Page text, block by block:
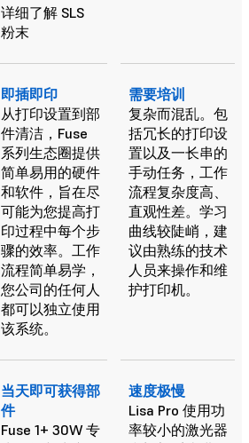
详细了解 SLS
粉末
即插即印
从打印设置到部
件清洁，Fuse
系列生态圈提供
简单易用的硬件
和软件，旨在尽
可能为您提高打
印过程中每个步
骤的效率。工作
流程简单易学，
您公司的任何人
都可以独立使用
该系统。
需要培训
复杂而混乱。包
括冗长的打印设
置以及一长串的
手动任务，工作
流程复杂度高、
直观性差。学习
曲线较陡峭，建
议由熟练的技术
人员来操作和维
护打印机。
当天即可获得部
件
Fuse 1+ 30W 专
速度极慢
Lisa Pro 使用功
率较小的激光器